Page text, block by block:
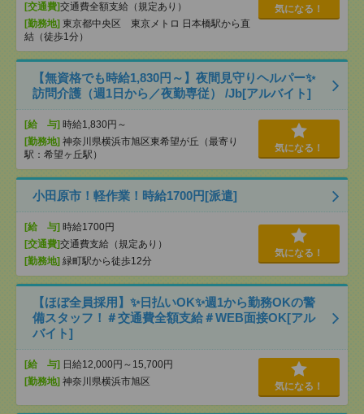
[交通費]交通費全額支給（規定あり）
[勤務地] 東京都中央区 東京メトロ 日本橋駅から直
結（徒歩1分）
気になる！
【無資格でも時給1,830円～】夜間見守りヘルパー✨
訪問介護（週1日から／夜勤専従） /Jb[アルバイト]
[給 与] 時給1,830円～
[勤務地] 神奈川県横浜市旭区東希望が丘（最寄り
駅：希望ヶ丘駅）
気になる！
小田原市！軽作業！時給1700円[派遣]
[給 与] 時給1700円
[交通費]交通費支給（規定あり）
[勤務地] 緑町駅から徒歩12分
気になる！
【ほぼ全員採用】✨日払いOK✨週1から勤務OKの警
備スタッフ！＃交通費全額支給＃WEB面接OK[アル
バイト]
[給 与] 日給12,000円～15,700円
[勤務地] 神奈川県横浜市旭区 気になる！